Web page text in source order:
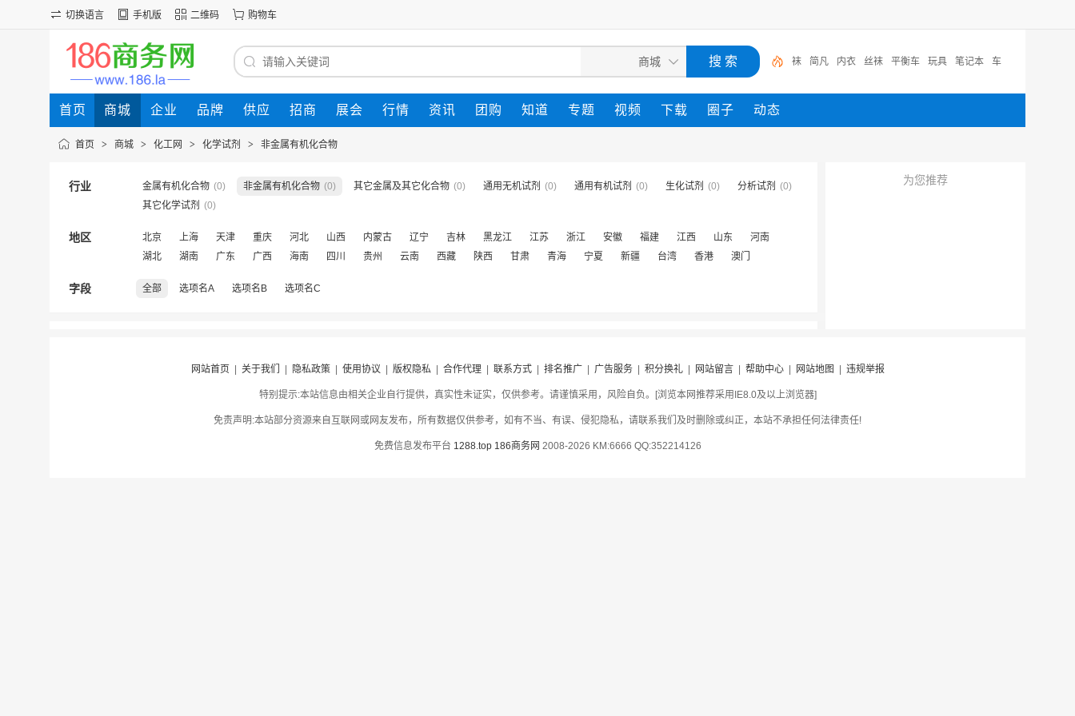
切换语言 手机版 二维码 购物车
袜 简凡 内衣 丝袜 平衡车 玩具 笔记本 车
首页 商城 企业 品牌 供应 招商 展会 行情 资讯 团购 知道 专题 视频 下载 圈子 动态
首页 > 商城 > 化工网 > 化学试剂 > 非金属有机化合物
行业 金属有机化合物 (0) 非金属有机化合物 (0) 其它金属及其它化合物 (0) 通用无机试剂 (0) 通用有机试剂 (0) 生化试剂 (0) 分析试剂 (0)
其它化学试剂 (0)
地区 北京 上海 天津 重庆 河北 山西 内蒙古 辽宁 吉林 黑龙江 江苏 浙江 安徽 福建 江西 山东
河南
湖北
湖南 广东 广西 海南 四川 贵州 云南 西藏 陕西 甘肃 青海 宁夏 新疆 台湾 香港 澳门
字段 全部 选项名A 选项名B 选项名C
为您推荐
网站首页 关于我们 隐私政策| 使用协议 版权隐私| 合作代理| 联系方式| 排名推广| 广告服务| 积分换礼| 网站留言| 帮助中心| 网站地图 违规举报
特别提示:本站信息由相关企业自行提供，真实性未证实，仅供参考。请谨慎采用，风险自负。[浏览本网推荐采用IE8.0及以上浏览器]
免责声明:本站部分资源来自互联网或网友发布，所有数据仅供参考，如有不当、有误、侵犯隐私，请联系我们及时删除或纠正，本站不承担任何法律责任!
免费信息发布平台 1288.top 186商务网 2008-2026 KM:6666 QQ:352214126